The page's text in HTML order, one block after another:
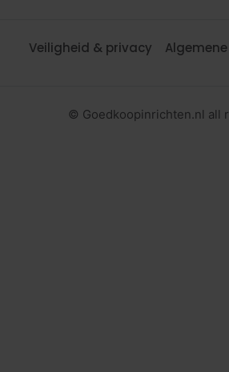
Veiligheid & privacy
© Goedkoopinrichten.nl all